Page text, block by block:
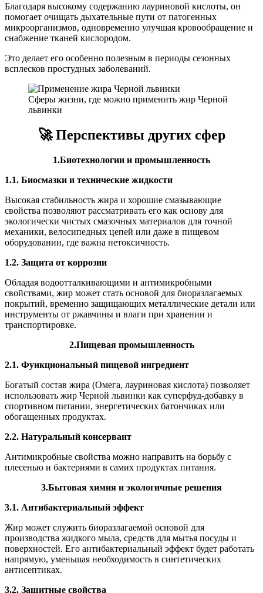
Благодаря высокому содержанию лауриновой кислоты, он
помогает очищать дыхательные пути от патогенных
микроорганизмов, одновременно улучшая кровообращение и
снабжение тканей кислородом.
Это делает его особенно полезным в периоды сезонных
всплесков простудных заболеваний.
Сферы жизни, где можно применить жир Черной
львинки
🚀Перспективы других сфер
1.Биотехнологии и промышленность
1.1. Биосмазки и технические жидкости
Высокая стабильность жира и хорошие смазывающие
свойства позволяют рассматривать его как основу для
экологически чистых смазочных материалов для точной
механики, велосипедных цепей или даже в пищевом
оборудовании, где важна нетоксичность.
1.2. Защита от коррозии
Обладая водоотталкивающими и антимикробными
свойствами, жир может стать основой для биоразлагаемых
покрытий, временно защищающих металлические детали или
инструменты от ржавчины и влаги при хранении и
транспортировке.
2.Пищевая промышленность
2.1. Функциональный пищевой ингредиент
Богатый состав жира (Омега, лауриновая кислота) позволяет
использовать жир Черной львинки как суперфуд-добавку в
спортивном питании, энергетических батончиках или
обогащенных продуктах.
2.2. Натуральный консервант
Антимикробные свойства можно направить на борьбу с
плесенью и бактериями в самих продуктах питания.
3.Бытовая химия и экологичные решения
3.1. Антибактериальный эффект
Жир может служить биоразлагаемой основой для
производства жидкого мыла, средств для мытья посуды и
поверхностей. Его антибактериальный эффект будет работать
напрямую, уменьшая необходимость в синтетических
антисептиках.
3.2. Защитные свойства